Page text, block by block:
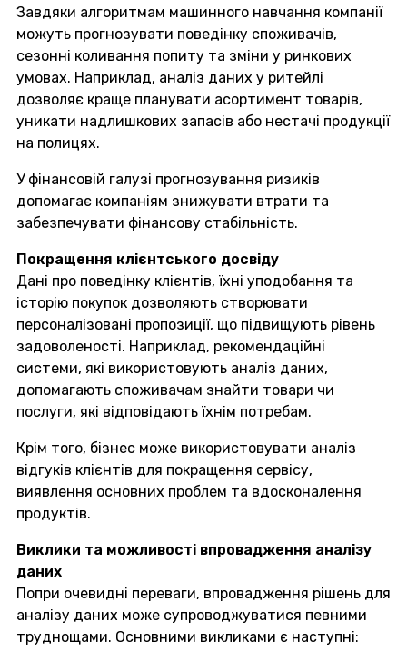
Завдяки алгоритмам машинного навчання компанії
можуть прогнозувати поведінку споживачів,
сезонні коливання попиту та зміни у ринкових
умовах. Наприклад, аналіз даних у ритейлі
дозволяє краще планувати асортимент товарів,
уникати надлишкових запасів або нестачі продукції
на полицях.
У фінансовій галузі прогнозування ризиків
допомагає компаніям знижувати втрати та
забезпечувати фінансову стабільність.
Покращення клієнтського досвіду
Дані про поведінку клієнтів, їхні уподобання та
історію покупок дозволяють створювати
персоналізовані пропозиції, що підвищують рівень
задоволеності. Наприклад, рекомендаційні
системи, які використовують аналіз даних,
допомагають споживачам знайти товари чи
послуги, які відповідають їхнім потребам.
Крім того, бізнес може використовувати аналіз
відгуків клієнтів для покращення сервісу,
виявлення основних проблем та вдосконалення
продуктів.
Виклики та можливості впровадження аналізу
даних
Попри очевидні переваги, впровадження рішень для
аналізу даних може супроводжуватися певними
труднощами. Основними викликами є наступні: